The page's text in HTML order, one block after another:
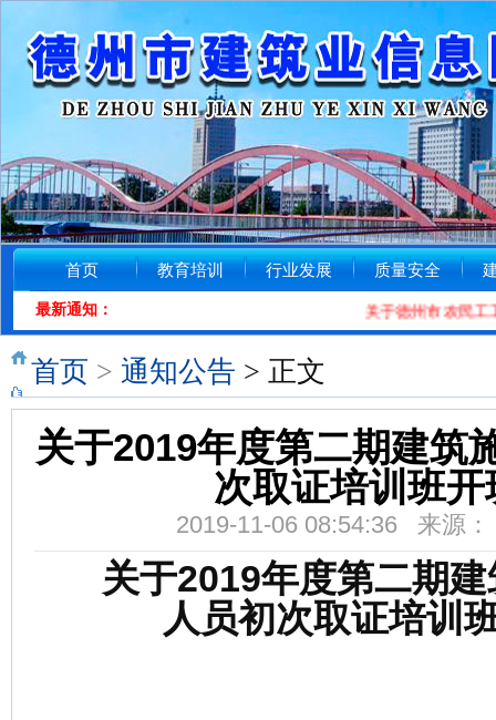
首页 教育培训 行业发展 质量安全
最新通知： 关于德州市农民工工
首页 > 通知公告 > 正文
关于2019年度第二期建筑
次取证培训班
2019-11-06 08:54:36 来源
关于2019年度第二期
人员初次取证培训